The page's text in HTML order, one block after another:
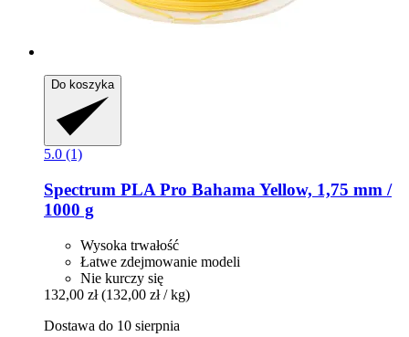
Do koszyka
5.0 (1)
Spectrum PLA Pro Bahama Yellow, 1,75 mm /
1000 g
Wysoka trwałość
Łatwe zdejmowanie modeli
Nie kurczy się
132,00 zł (132,00 zł / kg)
Dostawa do 10 sierpnia